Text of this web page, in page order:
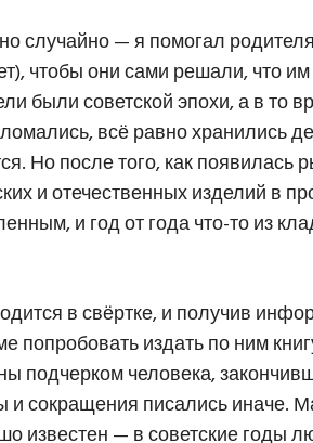
случайно — я помогал
чтобы они сами решали, что
были советской эпохи, а в то
всё равно хранились
Но после того, как появилась
и отечественных изделий в
и год от года что-то из
в свёртке, и получив
издать по ним
подчерком человека,
сокращения писались иначе.
известен — в советские годы